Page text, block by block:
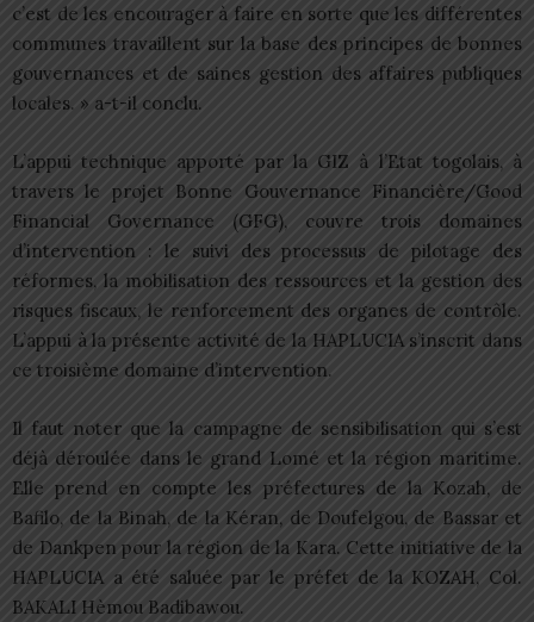
c’est de les encourager à faire en sorte que les différentes
communes travaillent sur la base des principes de bonnes
gouvernances et de saines gestion des affaires publiques
locales. » a-t-il conclu.
L’appui technique apporté par la GIZ à l’Etat togolais, à
travers le projet Bonne Gouvernance Financière/Good
Financial Governance (GFG), couvre trois domaines
d’intervention : le suivi des processus de pilotage des
réformes, la mobilisation des ressources et la gestion des
risques fiscaux, le renforcement des organes de contrôle.
L’appui à la présente activité de la HAPLUCIA s’inscrit dans
ce troisième domaine d’intervention.
Il faut noter que la campagne de sensibilisation qui s’est
déjà déroulée dans le grand Lomé et la région maritime.
Elle prend en compte les préfectures de la Kozah, de
Bafilo, de la Binah, de la Kéran, de Doufelgou, de Bassar et
de Dankpen pour la région de la Kara. Cette initiative de la
HAPLUCIA a été saluée par le préfet de la KOZAH, Col.
BAKALI Hèmou Badibawou.